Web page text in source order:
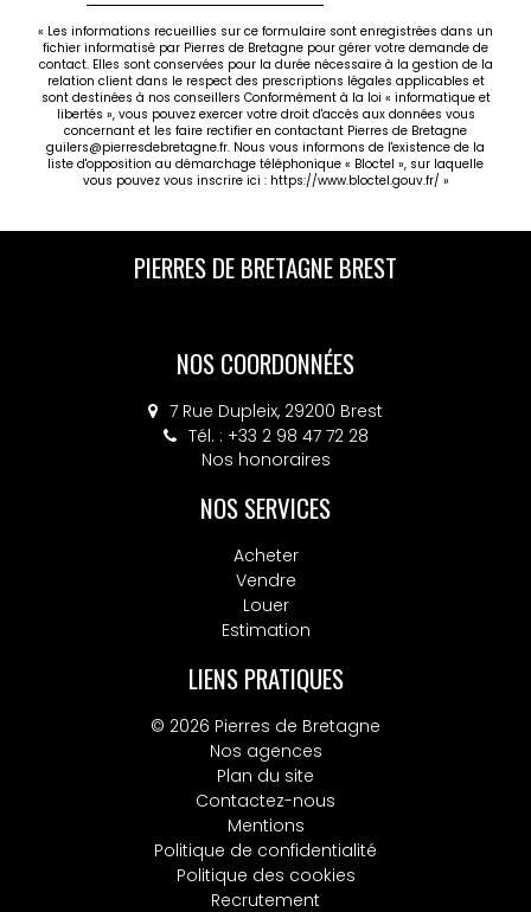
« Les informations recueillies sur ce formulaire sont enregistrées dans un
fichier informatisé par Pierres de Bretagne pour gérer votre demande de
contact. Elles sont conservées pour la durée nécessaire à la gestion de la
relation client dans le respect des prescriptions légales applicables et
sont destinées à nos conseillers Conformément à la loi « informatique et
libertés », vous pouvez exercer votre droit d'accès aux données vous
concernant et les faire rectifier en contactant Pierres de Bretagne
guilers@pierresdebretagne.fr. Nous vous informons de l'existence de la
liste d'opposition au démarchage téléphonique « Bloctel », sur laquelle
vous pouvez vous inscrire ici : https://www.bloctel.gouv.fr/ »
PIERRES DE BRETAGNE BREST
NOS COORDONNÉES
7 Rue Dupleix, 29200 Brest
Tél. : +33 2 98 47 72 28
Nos honoraires
NOS SERVICES
Acheter
Vendre
Louer
Estimation
LIENS PRATIQUES
© 2026 Pierres de Bretagne
Nos agences
Plan du site
Contactez-nous
Mentions
Politique de confidentialité
Politique des cookies
Recrutement